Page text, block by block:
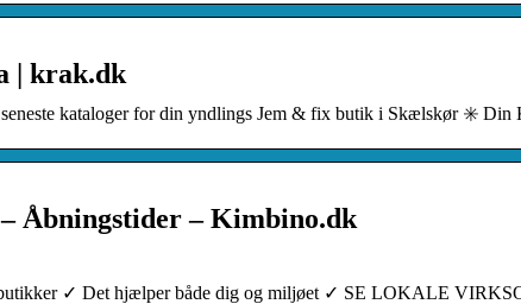
| krak.dk
kataloger for din yndlings Jem & fix butik i Skælskør ✳️ Din
Åbningstider – Kimbino.dk
✓ Det hjælper både dig og miljøet ✓ SE LOKALE